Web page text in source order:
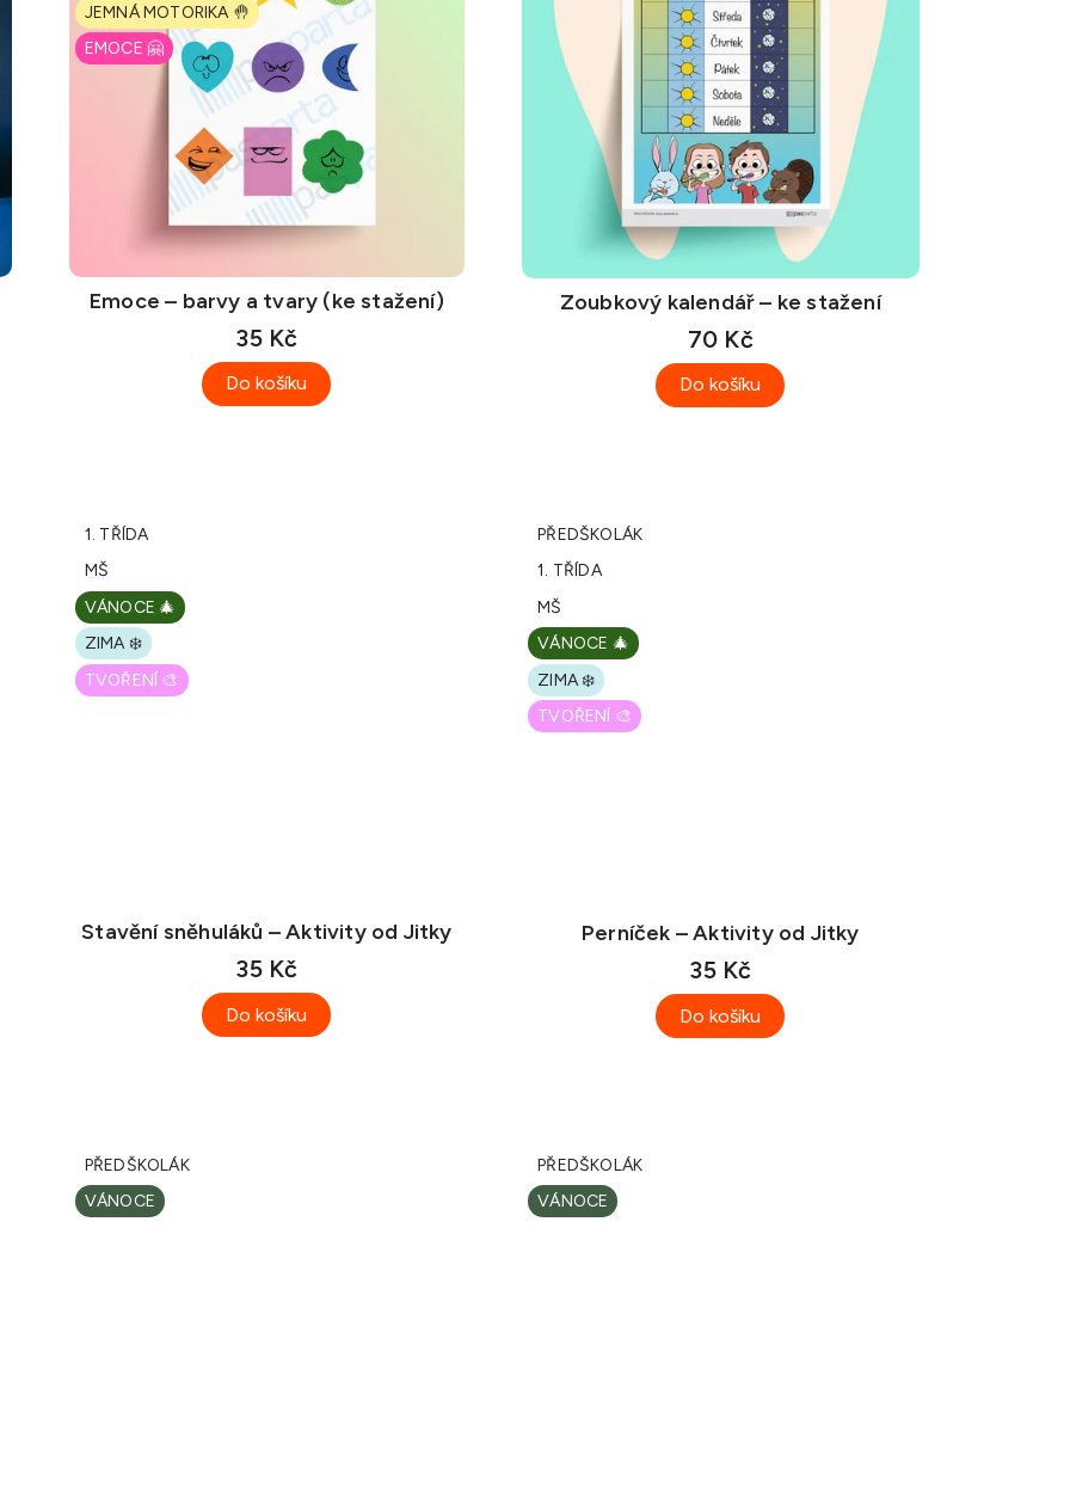
JEMNÁ MOTORIKA 🤚
EMOCE 🤗
Emoce – barvy a tvary (ke stažení)
35 Kč
Do košíku
Zoubkový kalendář – ke stažení
70 Kč
Do košíku
1. TŘÍDA
MŠ
VÁNOCE 🎄
ZIMA ❄️
TVOŘENÍ 🎨
Stavění sněhuláků – Aktivity od Jitky
35 Kč
Do košíku
PŘEDŠKOLÁK
1. TŘÍDA
MŠ
VÁNOCE 🎄
ZIMA ❄️
TVOŘENÍ 🎨
Perníček – Aktivity od Jitky
35 Kč
Do košíku
PŘEDŠKOLÁK
VÁNOCE
PŘEDŠKOLÁK
VÁNOCE